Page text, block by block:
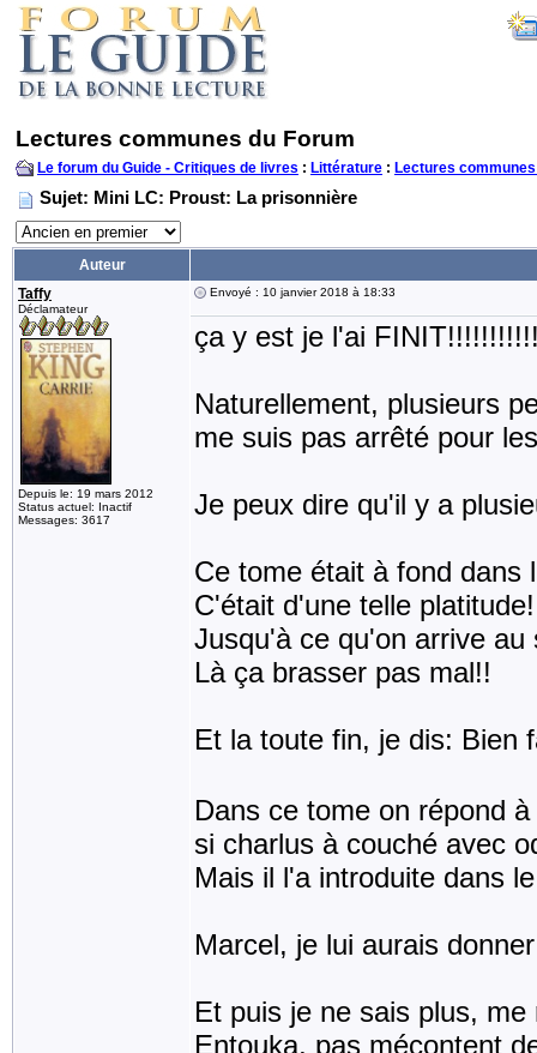
Lectures communes du Forum
Le forum du Guide - Critiques de livres : Littérature : Lectures
Sujet: Mini LC: Proust: La prisonnière
Auteur
Taffy
Déclamateur
Depuis le: 19 mars 2012
Status actuel: Inactif
Messages: 3617
Envoyé : 10 janvier 2018 à 18:33
ça y est je l'ai
Naturellement, plusieurs
me suis pas arrêté pour
Je peux dire qu'il y a
Ce tome était à fond dans
C'était d'une telle platitude!
Jusqu'à ce qu'on arrive
Là ça brasser pas mal!!
Et la toute fin, je dis: Bien
Dans ce tome on répond
si charlus à couché avec
Mais il l'a introduite dans
Marcel, je lui aurais
Et puis je ne sais plus,
Entouka, pas mécontent